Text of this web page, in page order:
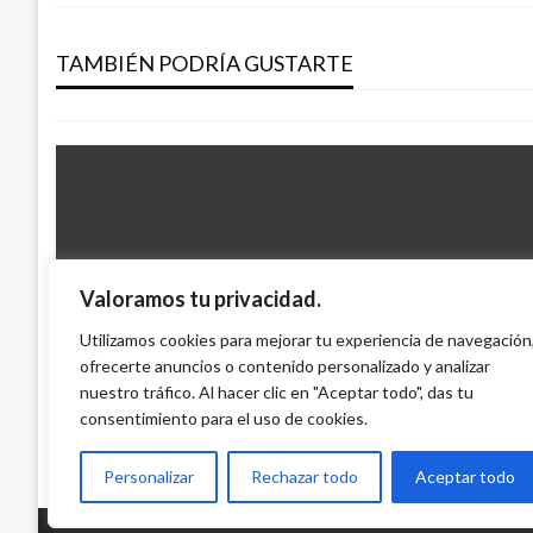
Valoramos tu privacidad.
Utilizamos cookies para mejorar tu experiencia de navegación,
ofrecerte anuncios o contenido personalizado y analizar
nuestro tráfico. Al hacer clic en "Aceptar todo", das tu
consentimiento para el uso de cookies.
Personalizar Rechazar todo Aceptar todo
entradas
TAMBIÉN PODRÍA GUSTARTE
impulsar proyectos de Economía
Ariel Cabrera miércoles septiembre 12, 2018
Indicadores Económicos
Ariel Cabrera miércoles junio 3, 2020